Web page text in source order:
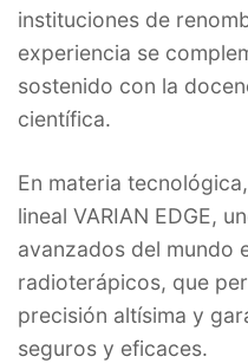
instituciones de
experiencia se
sostenido con la
científica.
En materia
lineal VARIAN EDGE,
avanzados del mundo
radioterápicos, que
precisión altísima y
seguros y eficaces.